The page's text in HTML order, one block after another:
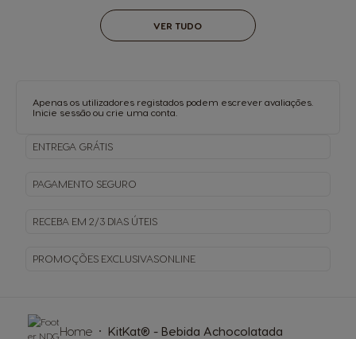
VER TUDO
Apenas os utilizadores registados podem escrever avaliações.
Inicie sessão ou crie uma conta
ENTREGA GRÁTIS
PAGAMENTO SEGURO
RECEBA EM 2/3 DIAS ÚTEIS
PROMOÇÕES EXCLUSIVASONLINE
Home KitKat® - Bebida Achocolatada